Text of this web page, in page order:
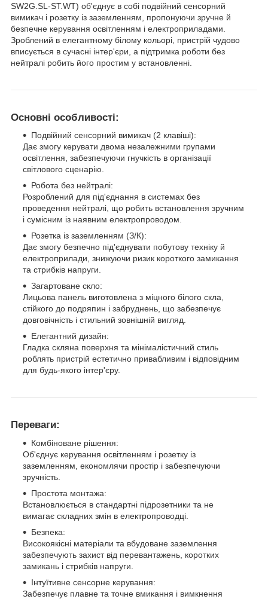
SW2G.SL-ST.WT) об'єднує в собі подвійний сенсорний
вимикач і розетку із заземленням, пропонуючи зручне й
безпечне керування освітленням і електроприладами.
Зроблений в елегантному білому кольорі, пристрій чудово
вписується в сучасні інтер'єри, а підтримка роботи без
нейтралі робить його простим у встановленні.
Основні особливості:
Подвійний сенсорний вимикач (2 клавіші):
Дає змогу керувати двома незалежними групами
освітлення, забезпечуючи гнучкість в організації
світлового сценарію.
Робота без нейтралі:
Розроблений для під'єднання в системах без
проведення нейтралі, що робить встановлення зручним
і сумісним із наявним електропроводом.
Розетка із заземленням (З/К):
Дає змогу безпечно під'єднувати побутову техніку й
електроприлади, знижуючи ризик короткого замикання
та стрибків напруги.
Загартоване скло:
Лицьова панель виготовлена з міцного білого скла,
стійкого до подряпин і забруднень, що забезпечує
довговічність і стильний зовнішній вигляд.
Елегантний дизайн:
Гладка скляна поверхня та мінімалістичний стиль
роблять пристрій естетично привабливим і відповідним
для будь-якого інтер'єру.
Переваги:
Комбіноване рішення:
Об'єднує керування освітленням і розетку із
заземленням, економлячи простір і забезпечуючи
зручність.
Простота монтажа:
Встановлюється в стандартні підрозетники та не
вимагає складних змін в електропроводці.
Безпека:
Високоякісні матеріали та вбудоване заземлення
забезпечують захист від перевантажень, коротких
замикань і стрибків напруги.
Інтуїтивне сенсорне керування:
Забезпечує плавне та точне вмикання і вимкнення